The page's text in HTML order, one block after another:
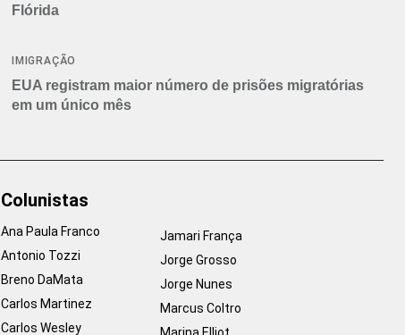
Flórida
IMIGRAÇÃO
EUA registram maior número de prisões migratórias
em um único mês
Colunistas
Ana Paula Franco
Antonio Tozzi
Breno DaMata
Carlos Martinez
Carlos Wesley
Jamari França
Jorge Grosso
Jorge Nunes
Marcus Coltro